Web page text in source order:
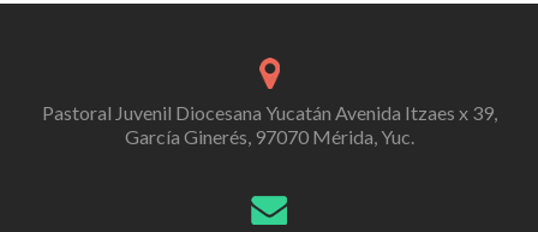
Pastoral Juvenil Diocesana Yucatán Avenida Itzaes x 39,
García Ginerés, 97070 Mérida, Yuc.